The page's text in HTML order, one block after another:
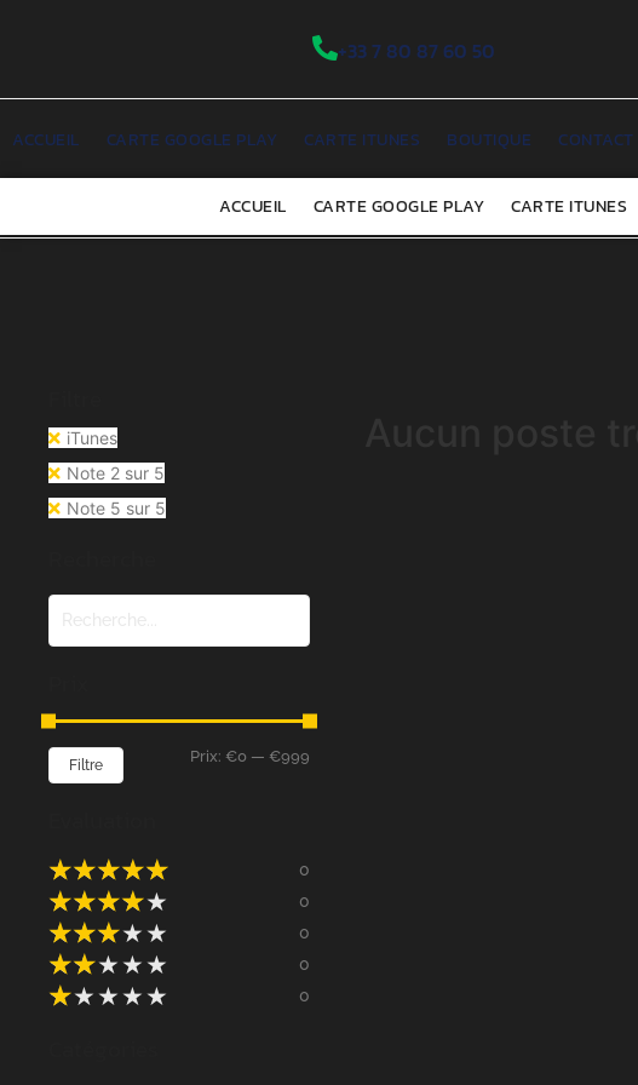
+33 7 80 87 60 50
ACCUEIL CARTE GOOGLE PLAY CARTE ITUNES BOUTIQUE CONTACT
ACCUEIL CARTE GOOGLE PLAY CARTE ITUNES
iTunes
Note 2 sur 5
Note 5 sur 5
Filtre Prix: €0 — €999
★★★★★ 0
★★★★★ 0
★★★★★ 0
★★★★★ 0
★★★★★ 0